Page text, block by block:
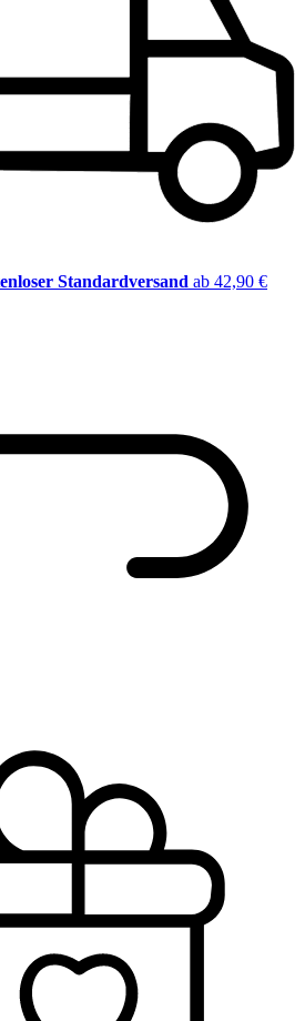
Standardversand ab 42,90 €